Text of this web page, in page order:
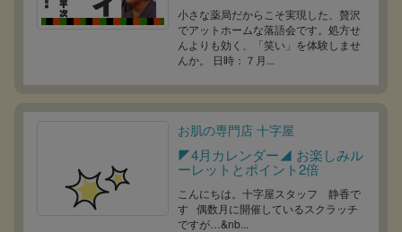
小さな薬局だからこそ実現した、贅沢
でアットホームな落語会です。処方せ
んよりも効く、「笑い」を体験しませ
んか。 日時：７月...
お肌の専門店 十字屋
◤4月カレンダー◢ お楽しみル
ーレットとポイント2倍
こんにちは。十字屋スタッフ 静香で
す 偶数月に開催しているスクラッチ
ですが…&nb...